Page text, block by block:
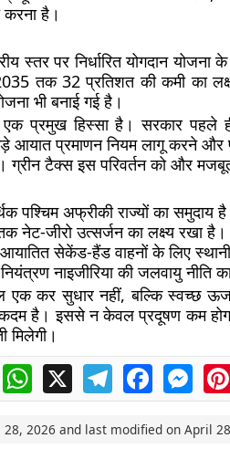
है।
स्तर पर निर्धारित योगदान
तक 32 प्रतिशत की कमी का
भी बनाई गई है।
एक प्रमुख हिस्सा है। सरकार पहले
आयात प्रमाणन नियम लागू करने और
टैक्स इस परिवर्तन को और
पश्चिम अफ्रीकी राज्यों का समुदाय
नेट-जीरो उत्सर्जन का लक्ष्य रखा है।
आयातित सेकेंड-हैंड वाहनों के लिए
नाइजीरिया की जलवायु नीति
एक कर सुधार नहीं, बल्कि स्वच्छ
कदम है। इससे न केवल प्रदूषण कम
मिलेगी।
WhatsApp
X TelegramFacebook
2026 and last modified on April